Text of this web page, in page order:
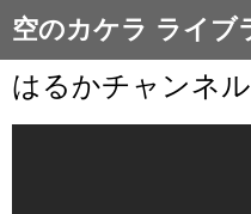
空のカケラ ライブ
はるかチャンネ